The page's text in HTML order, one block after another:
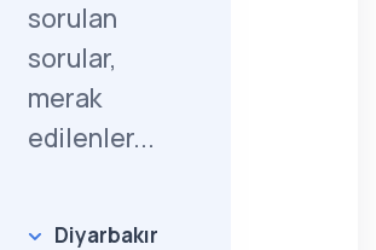
sorulan
sorular,
merak
edilenler...
Diyarbakır